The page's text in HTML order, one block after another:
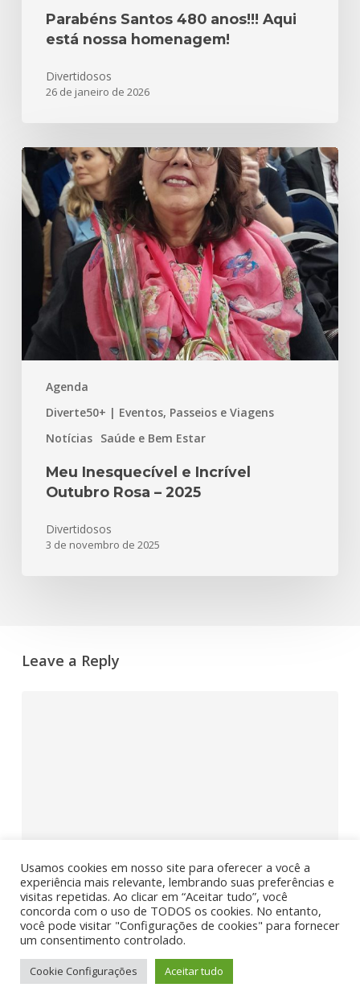
Parabéns Santos 480 anos!!! Aqui
está nossa homenagem!
Divertidosos
26 de janeiro de 2026
Agenda
Diverte50+ | Eventos, Passeios e Viagens
Notícias Saúde e Bem Estar
Meu
Inesquecível
e
Incrível
Outubro
2025
Meu Inesquecível e Incrível
Outubro Rosa – 2025
Divertidosos
3 de novembro de 2025
Leave a Reply
Name*
Usamos cookies em nosso site para oferecer a você a
experiência mais relevante, lembrando suas preferências e
visitas repetidas. Ao clicar em “Aceitar tudo”, você
concorda com o uso de TODOS os cookies. No entanto,
você pode visitar "Configurações de cookies" para fornecer
um consentimento controlado.
Cookie Configurações Aceitar tudo